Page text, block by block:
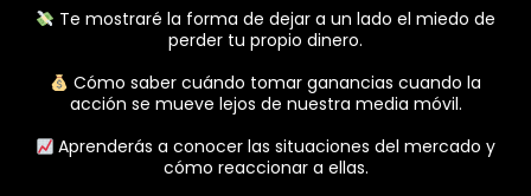
Te mostraré la forma de dejar a un lado el miedo de
perder tu propio dinero.
Cómo saber cuándo tomar ganancias cuando la
acción se mueve lejos de nuestra media móvil.
Aprenderás a conocer las situaciones del mercado y
cómo reaccionar a ellas.